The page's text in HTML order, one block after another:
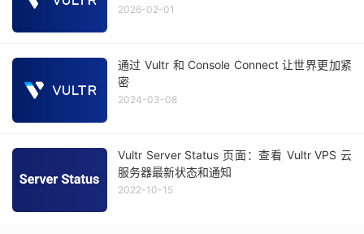
2026-02-01
通过 Vultr 和 Console Connect 让世界更加紧
密
2024-03-08
Vultr Server Status 页面：查看 Vultr VPS 云
服务器最新状态和通知
2022-10-15